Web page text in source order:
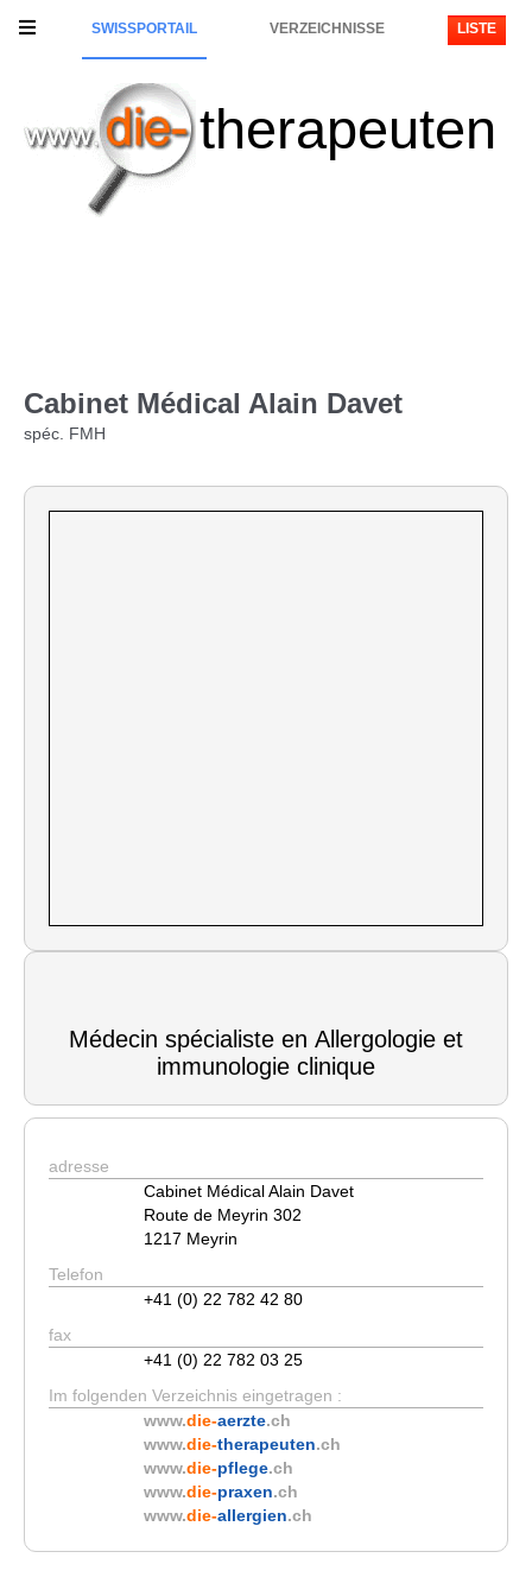
SWISSPORTAIL VERZEICHNISSE LISTE
therapeuten
Cabinet Médical Alain Davet
spéc. FMH
Médecin spécialiste en Allergologie et
immunologie clinique
adresse
Cabinet Médical Alain Davet
Route de Meyrin 302
1217 Meyrin
Telefon
+41 (0) 22 782 42 80
fax
+41 (0) 22 782 03 25
Im folgenden Verzeichnis eingetragen :
www.die-aerzte.ch
www.die-therapeuten.ch
www.die-pflege.ch
www.die-praxen.ch
www.die-allergien.ch